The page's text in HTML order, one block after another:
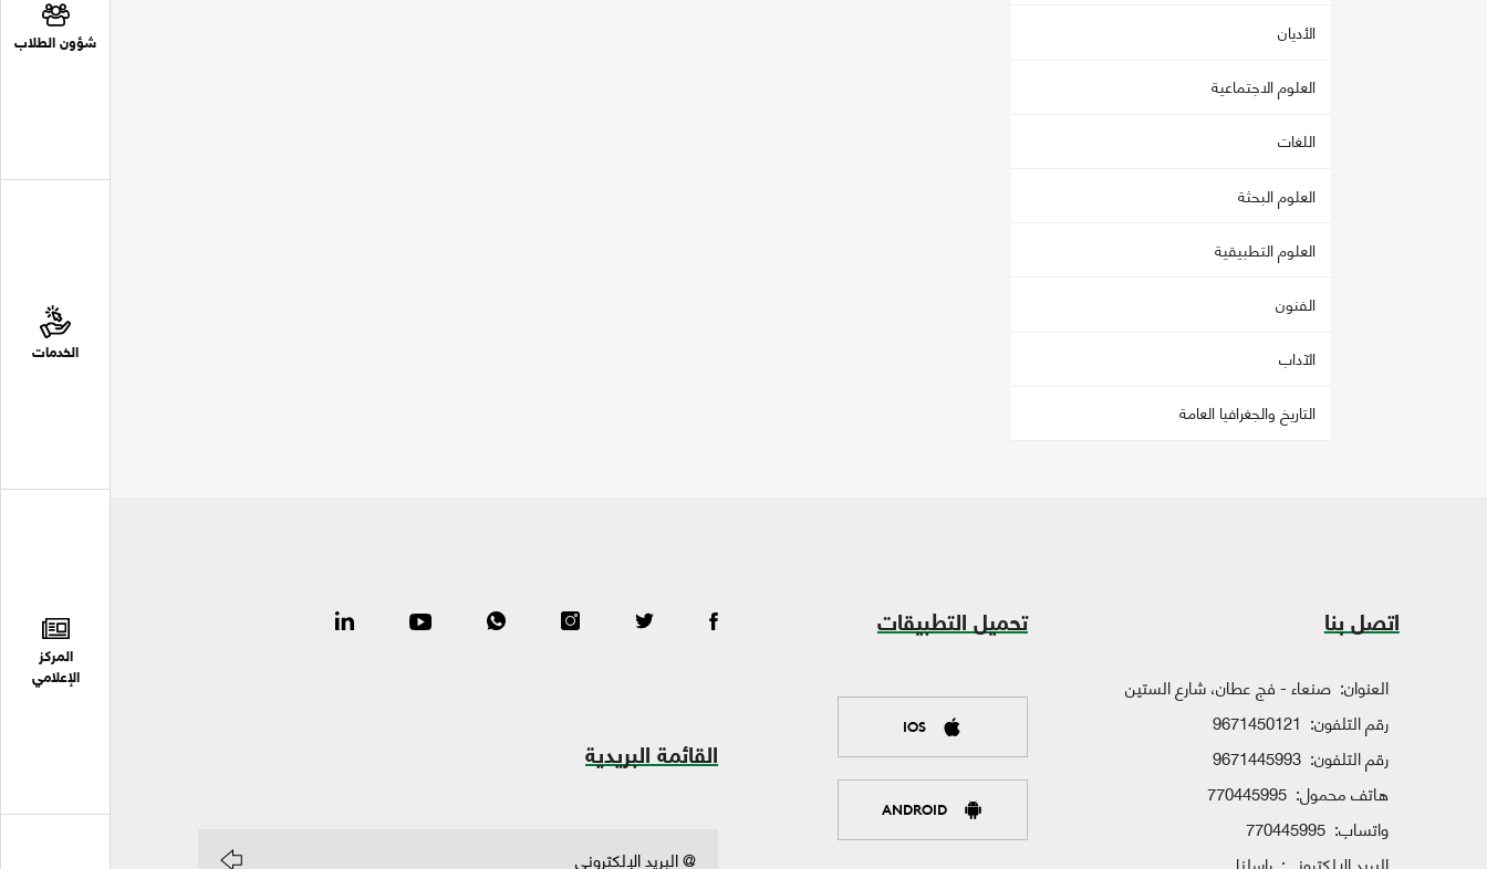
شؤون الطلاب
الخدمات
المركز
الإعلامي
الأديان
العلوم الاجتماعية
اللغات
العلوم البحثة
العلوم التطبيقية
الفنون
الآداب
التاريخ والجغرافيا العامة
اتصل بنا
العنوان: صنعاء - فج عطان، شارع الستين
رقم التلفون: 9671450121
رقم التلفون: 9671445993
هاتف محمول: 770445995
واتساب: 770445995
تحميل التطبيقات
IOS
ANDROID
القائمة البريدية